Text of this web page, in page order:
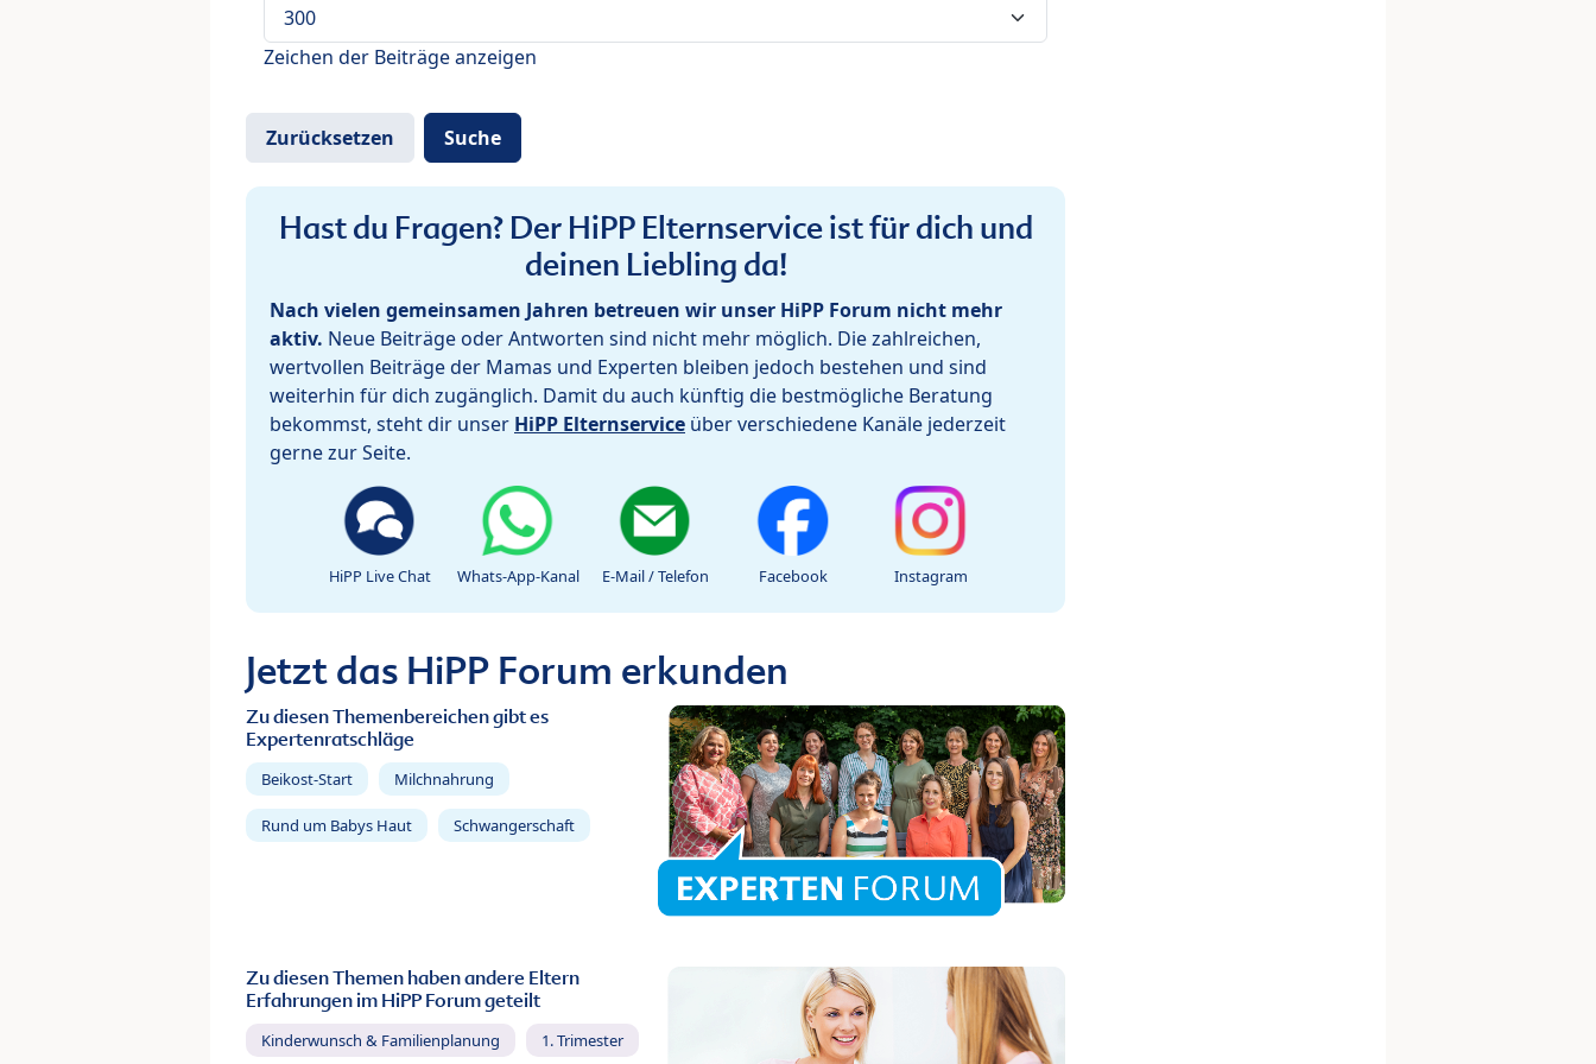
Zeichen der Beiträge anzeigen
Hast du Fragen? Der HiPP Elternservice ist für dich und
deinen Liebling da!
Nach vielen gemeinsamen Jahren betreuen wir unser HiPP Forum nicht mehr
aktiv. Neue Beiträge oder Antworten sind nicht mehr möglich. Die zahlreichen,
wertvollen Beiträge der Mamas und Experten bleiben jedoch bestehen und sind
weiterhin für dich zugänglich. Damit du auch künftig die bestmögliche Beratung
bekommst, steht dir unser HiPP Elternservice über verschiedene Kanäle jederzeit
gerne zur Seite.
HiPP Live Chat Whats-App-Kanal E-Mail / Telefon Facebook Instagram
Jetzt das HiPP Forum erkunden
Zu diesen Themenbereichen gibt es
Expertenratschläge
Beikost-Start Milchnahrung
Rund um Babys Haut Schwangerschaft
Zu diesen Themen haben andere Eltern
Erfahrungen im HiPP Forum geteilt
Kinderwunsch & Familienplanung 1. Trimester